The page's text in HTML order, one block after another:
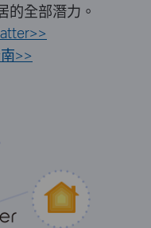
的全部潛力。
>>